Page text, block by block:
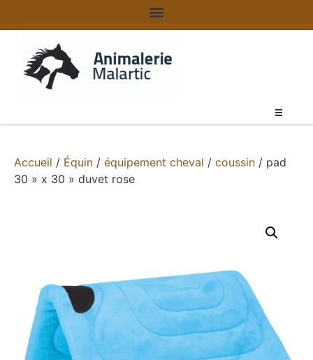
Accueil / Équin / équipement cheval / coussin / pad
30 » x 30 » duvet rose